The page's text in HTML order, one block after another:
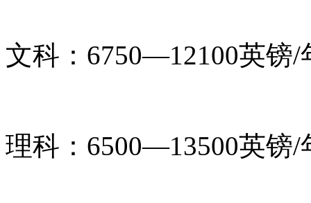
文科：6750—12100英镑/
理科：6500—13500英镑/